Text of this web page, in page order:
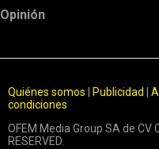
Opinión
Quiénes somos Publicidad
condiciones
OFEM Media Group SA de CV
RESERVED.